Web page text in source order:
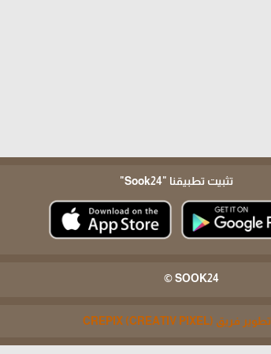
تثبيت تطبيقنا "Sook24"
SOOK24 ©
تطوير فريق CREPIX (CREATIV PIXEL)